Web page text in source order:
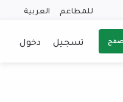
للمطاعم العربية
تسجيل دخول